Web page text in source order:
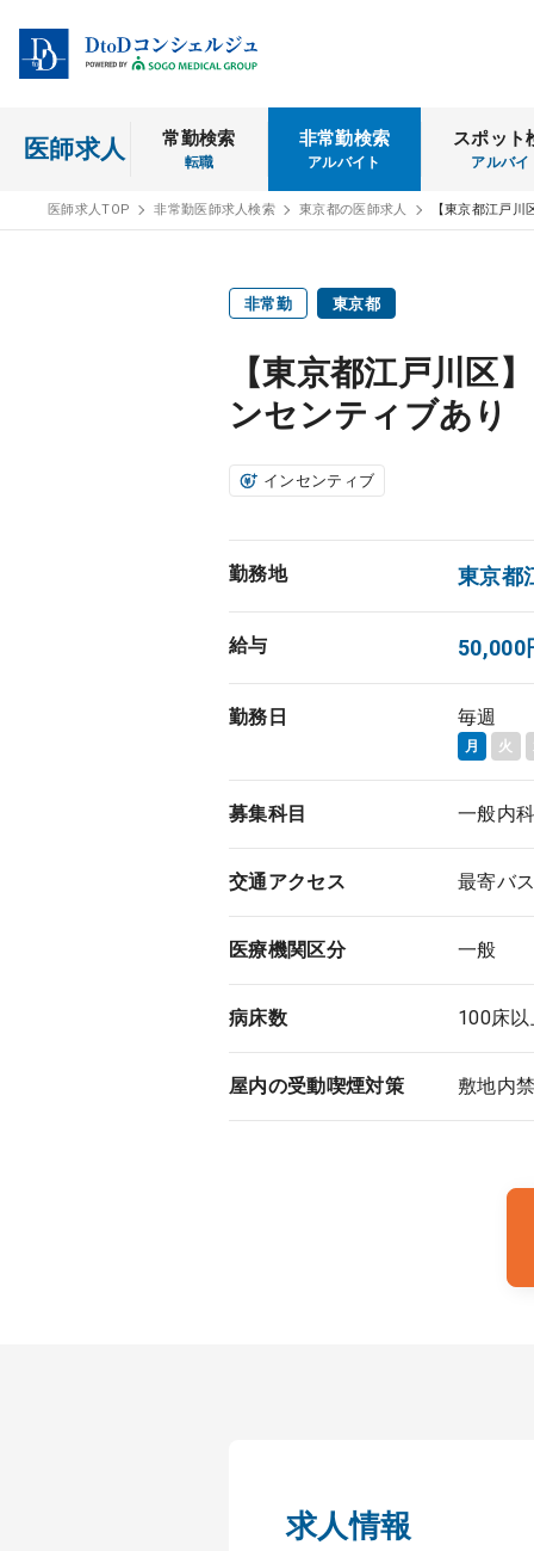
医師求人 常勤検索
転職
非常勤検索
アルバイト
スポット
アルバイ
医師求人TOP 非常勤医師求人検索 東京都の医師求人 【東京都江戸
非常勤 東京都
【東京都江戸川区
ンセンティブあり
インセンティブ
勤務地 東京都
給与 50,000
勤務日 毎週
月 火
募集科目 一般内
交通アクセス 最寄バ
医療機関区分 一般
病床数 100床
屋内の受動喫煙対策 敷地内
求人情報